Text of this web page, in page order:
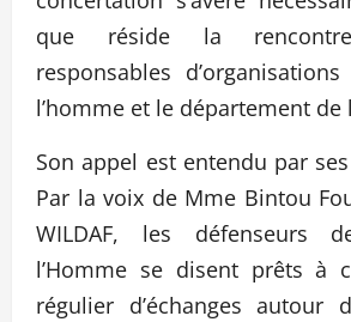
que réside la
responsables
l’homme et le département de
Son appel est entendu par
Par la voix de Mme Bintou
WILDAF, les défenseurs
l’Homme se disent prêts à
régulier d’échanges autour